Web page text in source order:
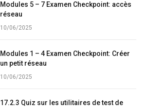
Modules 5 – 7 Examen Checkpoint: accès
réseau
10/06/2025
Modules 1 – 4 Examen Checkpoint: Créer
un petit réseau
10/06/2025
17.2.3 Quiz sur les utilitaires de test de